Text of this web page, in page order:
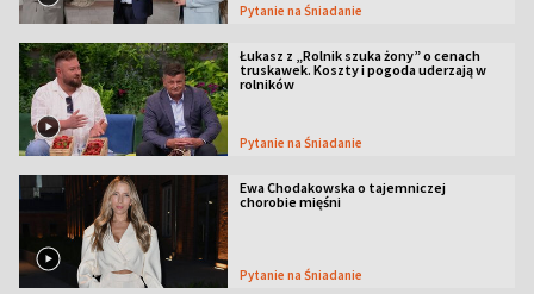
Pytanie na Śniadanie
Łukasz z „Rolnik szuka żony” o cenach
truskawek. Koszty i pogoda uderzają w
rolników
Pytanie na Śniadanie
Ewa Chodakowska o tajemniczej
chorobie mięśni
Pytanie na Śniadanie